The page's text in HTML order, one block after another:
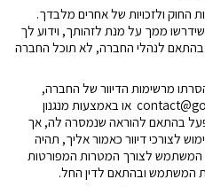
החוק ולזכויות של אחרים מלבדך.
שידרשו ממך על מנת לזהותך, וידוע לך
בהתאם לנהלי החברה, לא תוכל החברה
מרשימות הדיוור של החברה,
או באמצעות מנגנון
בהתאם להוראה שנמסרה לה, אך
לצורכי דיוור כאמור אליך, תהיה
המשתמש לצורך המטרות המפורטות
המשתמש ובהתאם לדין החל.